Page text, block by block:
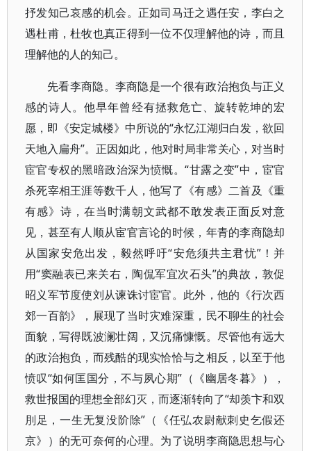
抒发知己哀感的机会。正如司马迁之遇任安，李白之
遇杜甫，杜牧也真正得到一位不仅理解他的诗，而且
理解他的人的知己。
先看李商隐。李商隐是一个很有政治抱负与正义
感的诗人。他早年曾经有拯救危亡、旋转乾坤的宏
愿，即《安定城楼》中所说的“永忆江湖归白发，欲回
天地入扁舟”。正因如此，他对时局非常关心，对当时
宦官专权的黑暗政治深为愤慨。“甘露之变”中，宦官
杀死宰相王涯等数千人，他写了《有感》二首及《重
有感》诗，在当时满朝文武都不敢发表正面反对意
见，甚至有人顺从宦官言论的时候，年青的李商隐却
从国家安危出发，毅然呼吁“安危须共主君忧”！并
用“窦融表已来关右，陶侃军宜次石头”的典故，敦促
昭义军节度使刘从谏诛讨宦官。此外，他的《行次西
郊一百韵》，展现了当时灾难深重，民不聊生的社会
面貌，写得既波澜壮阔，又沉痛慷慨。尽管他有远大
的政治抱负，而残酷的现实恰恰与之相反，以至于他
愤叹“如何匡国分，不与夙心期”（《幽居冬暮》），
救世报国的理想全部幻灭，而逐渐转向了“却羡卞和双
刖足，一生无复没阶除”（《任弘农尉献刺史乞假还
京》）的无可奈何的心理。为了说明李商隐思想与心